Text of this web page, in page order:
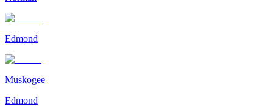
Edmond
Muskogee
Edmond